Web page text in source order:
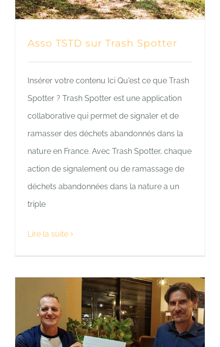
Asso TSTD sur Trash Spotter
Insérer votre contenu Ici Qu'est ce que Trash
Spotter ? Trash Spotter est une application
collaborative qui permet de signaler et de
ramasser des déchets abandonnés dans la
nature en France. Avec Trash Spotter, chaque
action de signalement ou de ramassage de
déchets abandonnées dans la nature a un
triple
Lire la suite